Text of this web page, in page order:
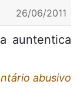
26/06/2011
auntentica
abusivo